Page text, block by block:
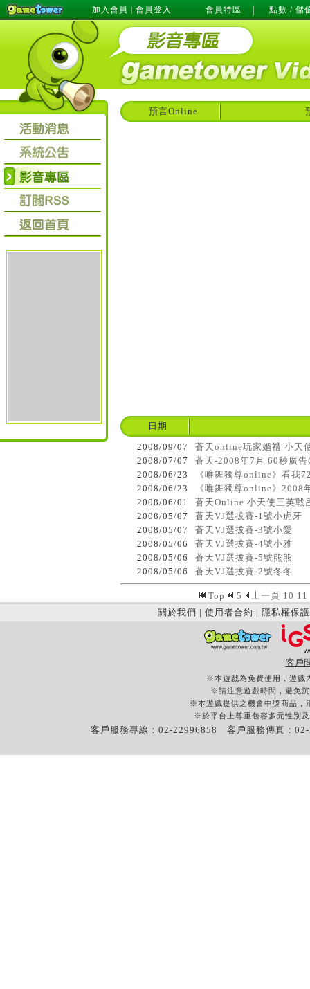
加入會員 | 會員登入 會員特區 點數 / 儲
預言Online
日期
2008/09/07
蒼天online玩家婚禮 小天
2008/07/07
蒼天-2008年7月 60秒廣告
2008/06/23
《唯舞獨尊online》看我
2008/06/23
《唯舞獨尊online》2008
2008/06/01
蒼天Online 小天使三英戰
2008/05/07
蒼天VJ選拔賽-1號小虎牙
2008/05/07
蒼天VJ選拔賽-3號小愛
2008/05/06
蒼天VJ選拔賽-4號小雅
2008/05/06
蒼天VJ選拔賽-5號熊熊
2008/05/06
蒼天VJ選拔賽-2號冬冬
Top 5 上一頁 10 11
關於我們 | 使用者合約 | 隱私權保護
客戶
※本遊戲為免費使用，遊戲
※請注意遊戲時間，避免
※本遊戲提供之機會中獎商品，
※於平台上尊重包容多元性別
客戶服務專線：02-22996858 客戶服務傳真：